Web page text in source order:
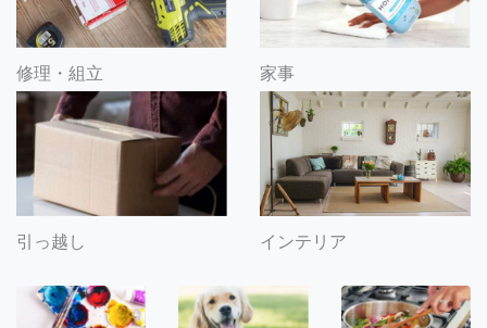
修理・組立 家事
引っ越し インテリア